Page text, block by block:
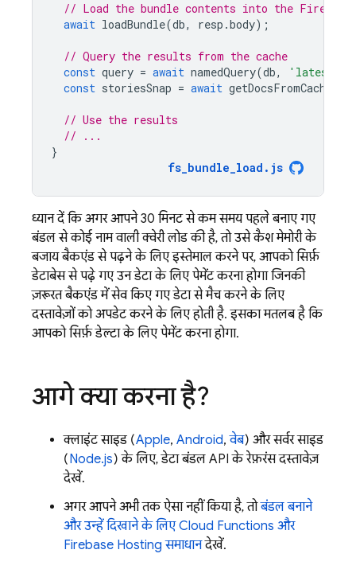
// Load the bundle contents into the Firestore
await loadBundle(db, resp .body);
// Query the results from the cache
const query = await namedQuery(db,
'latest-
const storiesSnap = await getDocsFromCache
// Use the results
// ...
}
fs_bundle_load . js
ध्यान दें कि अगर आपने 30 मिनट से कम समय पहले बनाए गए
बंडल से कोई नाम वाली क्वेरी लोड की है, तो उसे कैश मेमोरी के
बजाय बैकएंड से पढ़ने के लिए इस्तेमाल करने पर, आपको सिर्फ़
डेटाबेस से पढ़े गए उन डेटा के लिए पेमेंट करना होगा जिनकी
ज़रूरत बैकएंड में सेव किए गए डेटा से मैच करने के लिए
दस्तावेज़ों को अपडेट करने के लिए होती है. इसका मतलब है कि
आपको सिर्फ़ डेल्टा के लिए पेमेंट करना होगा.
आगे क्या करना है?
क्लाइंट साइड (Apple, Android,वेब) और सर्वर साइड
(Node.js) के लिए, डेटा बंडल API के रेफ़रंस दस्तावेज़
देखें.
अगर आपने अभी तक ऐसा नहीं किया है, तोबंडल बनाने
और उन्हें दिखाने के लिएCloud Functions और
Firebase Hosting समाधानदेखें.